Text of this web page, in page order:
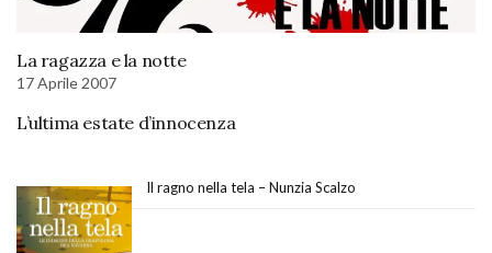
La ragazza e la notte
17 Aprile 2007
L’ultima estate d’innocenza
Il ragno nella tela – Nunzia Scalzo